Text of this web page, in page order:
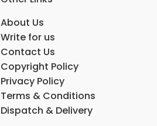
About Us
Write for us
Contact Us
Copyright Policy
Privacy Policy
Terms & Conditions
Dispatch & Delivery